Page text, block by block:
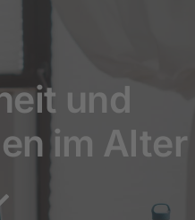
und
im Alter